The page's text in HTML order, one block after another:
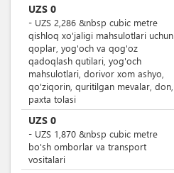
UZS 0
- UZS 2,286 &nbsp cubic metre
qishloq xo'jaligi mahsulotlari uchun
qoplar, yog'och va qog'oz
qadoqlash qutilari, yog'och
mahsulotlari, dorivor xom ashyo,
qo'ziqorin, quritilgan mevalar, don,
paxta tolasi
UZS 0
- UZS 1,870 &nbsp cubic metre
bo'sh omborlar va transport
vositalari